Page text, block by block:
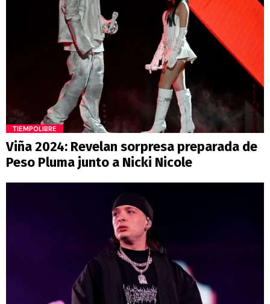
TIEMPOLIBRE
Viña 2024: Revelan sorpresa preparada de
Peso Pluma junto a Nicki Nicole